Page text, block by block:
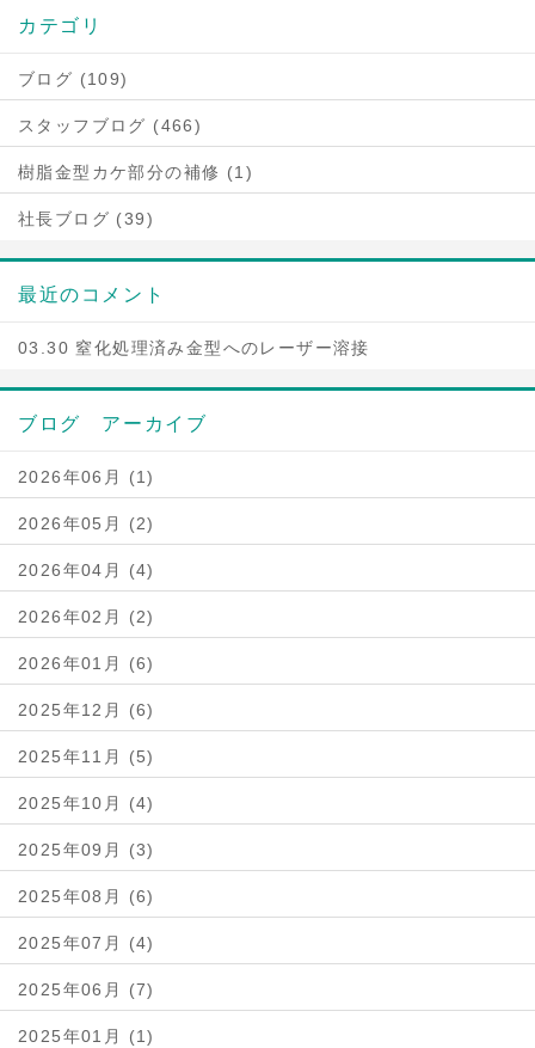
カテゴリ
ブログ (109)
スタッフブログ (466)
樹脂金型カケ部分の補修 (1)
社長ブログ (39)
最近のコメント
03.30 窒化処理済み金型へのレーザー溶接
ブログ アーカイブ
2026年06月 (1)
2026年05月 (2)
2026年04月 (4)
2026年02月 (2)
2026年01月 (6)
2025年12月 (6)
2025年11月 (5)
2025年10月 (4)
2025年09月 (3)
2025年08月 (6)
2025年07月 (4)
2025年06月 (7)
2025年01月 (1)